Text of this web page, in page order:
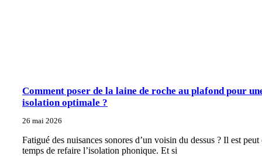
Comment poser de la laine de roche au plafond pour
isolation optimale ?
26 mai 2026
Fatigué des nuisances sonores d’un voisin du dessus ? Il est peut
temps de refaire l’isolation phonique. Et si